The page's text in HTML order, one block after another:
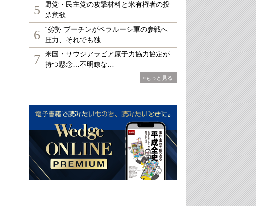
5
野党・民主党の攻撃材料と米有権者の投
票意欲
6
“劣勢”プーチンがベラルーシ軍の参戦へ
圧力、それでも独…
7
米国・サウジアラビア原子力協力協定が
持つ懸念…不明瞭な…
»もっと見る